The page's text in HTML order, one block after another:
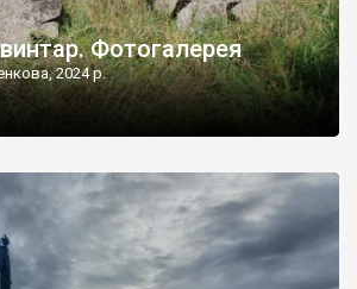
Фотогалерея
2024 р.